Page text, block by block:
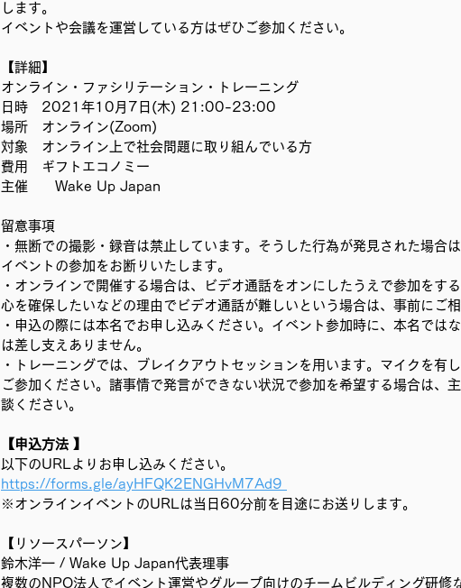
します。
イベントや会議を運営している方はぜひご参加ください。
【詳細】
オンライン・ファシリテーション・トレーニング
日時　2021年10月7日(木) 21:00-23:00
場所　オンライン(Zoom)
対象　オンライン上で社会問題に取り組んでいる方
費用　ギフトエコノミー
主催　　Wake Up Japan
留意事項
・無断での撮影・録音は禁止しています。そうした行為が発見された場
イベントの参加をお断りいたします。
・オンラインで開催する場合は、ビデオ通話をオンにしたうえで参加をす
心を確保したいなどの理由でビデオ通話が難しいという場合は、事前にご
・申込の際には本名でお申し込みください。イベント参加時に、本名では
は差し支えありません。
・トレーニングでは、ブレイクアウトセッションを用います。マイクを有
ご参加ください。諸事情で発言ができない状況で参加を希望する場合は、
談ください。
【申込方法 】
以下のURLよりお申し込みください。
https://forms.gle/ayHFQK2ENGHvM7Ad9
※オンラインイベントのURLは当日60分前を目途にお送りします。
【リソースパーソン】
鈴木洋一 / Wake Up Japan代表理事
複数のNPO法人でイベント運営やグループ向けのチームビルディング研